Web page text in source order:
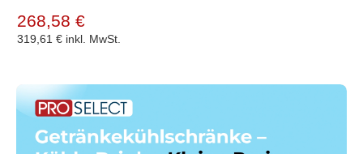
268,58 €
319,61 € inkl. MwSt.